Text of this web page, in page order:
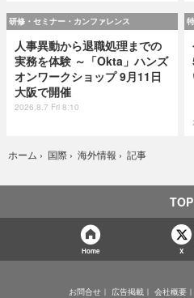
研修・セミナー・カンファレンス
人事異動から退職処理までの
実務を体験 ～「Okta」ハンズ
オンワークショップ 9月11日
大阪で開催
2026.8.7 Fri 8:10
ホーム › 国際 › 海外情報 › 記事
TOP
Home X
お問合せ 広告掲載 会社概要